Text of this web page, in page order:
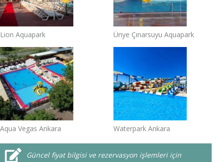
Lion Aquapark Ünye Çınarsuyu Aquapark
Aqua Vegas Ankara Waterpark Ankara
Güncel fiyat bilgisi ve rezervasyon işlemleri için